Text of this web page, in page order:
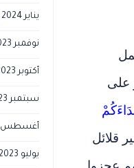
على
قلائل
يناير 2024
نوفمبر 2023
أكتوبر 2023
سبتمبر 2023
أغسطس 2023
يوليو 2023